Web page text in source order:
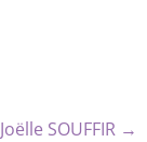
Joëlle SOUFFIR →